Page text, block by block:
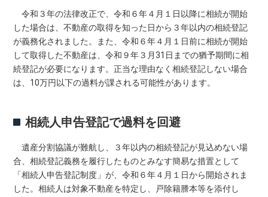
令和３年の法律改正で、令和６年４月１日以降に相続が開始
した場合は、不動産の取得を知った日から３年以内の相続登記
が義務化されました。また、令和６年４月１日前に相続が開始
して取得した不動産は、令和９年３月31日までの猶予期間に相
続登記が必要になります。正当な理由なく相続登記しない場合
は、10万円以下の過料が課される可能性があります。
相続人申告登記で過料を回避
遺産分割協議が難航し、３年以内の相続登記が見込めない場
合、相続登記義務を履行したものとみなす簡易な措置として
「相続人申告登記制度」が、令和６年４月１日から開始されま
した。相続人は対象不動産を特定し、戸除籍謄本等を添付し